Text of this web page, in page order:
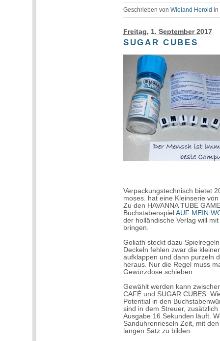
Geschrieben vonWieland Herold in
Freitag, 1. September 2017
SUGAR CUBES
Verpackungstechnisch bietet
moses. hat eine Kleinserie
Zu den HAVANNA TUBE
BuchstabenspielAUF MEIN
der holländische Verlag will
bringen.
Goliath steckt dazu
Deckeln fehlen zwar die
aufklappen und dann purzeln
heraus. Nur die Regel muss
Gewürzdose schieben.
Gewählt werden kann
CAFÉ und SUGAR CUBES.
Potential in den
sind in dem Streuer,
Ausgabe 16 Sekunden läuft.
Sanduhrenrieseln Zeit, mit
langen Satz zu bilden.